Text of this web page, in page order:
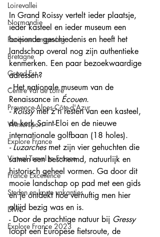
Loirevallei
Normandie
Parijs en omgeving
Bretagne
Grand-Est
Centre Val de Loire
Provence-Alpes-Côte-d'Azur
Wintersport
Explore France
Virtual Travel to France
France Excellence
Steden en korte vakanties
DMC
Explore France 2023
In Grand Roissy vertelt ieder plaatsje,
ieder kasteel en ieder museum een
boeiende geschiedenis en heeft het
landschap overal nog zijn authentieke
kenmerken. Een paar bezoekwaardige
adressen?
- Het nationale museum van de
Renaissance in Écouen.
- Roissy met z’n resten van een kasteel,
de kerk Saint-Eloi en de nieuwe
internationale golfbaan (18 holes).
- Luzarches met zijn vier gehuchten die
samen een beschermd, natuurlijk en
historisch geheel vormen. Ga door dit
mooie landschap op pad met een gids
en je ontdekt hoe vernuftig men hier
altijd bezig was en is.
- Door de prachtige natuur bij Gressy
loopt een Europese fietsroute, de